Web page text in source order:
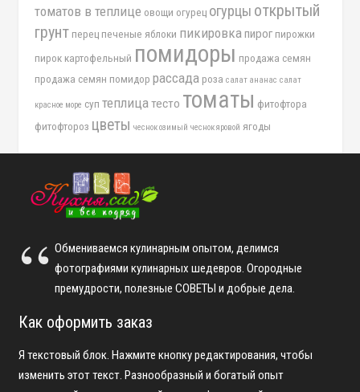
томатов в теплице овощи огурец огурцы открытый
грунт перец печеные яблоки пикировка пирог пирожки
пирок картофельный помидоры продажа семян
продажа семян помидор рассада роза салат ананас салат
красное море суп теплица тесто томаты фитофтора
фитофтороз цветы чеснок озимый чеснок яровой ягоды
Обмениваемся кулинарным опытом, делимся
фотографиями кулинарных шедевров. Огородные
премудрости, полезные СОВЕТЫ и добрые дела.
Как оформить заказ
Я текстовый блок. Нажмите кнопку редактирования, чтобы
изменить этот текст. Разнообразный и богатый опыт